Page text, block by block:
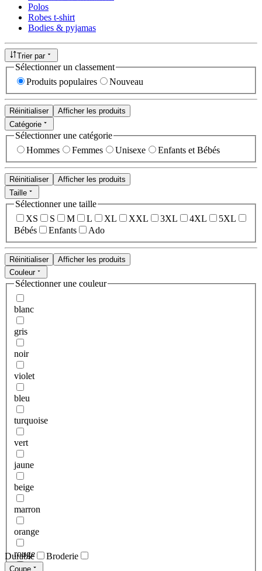
Polos
Robes t-shirt
Bodies & pyjamas
Trier par
Sélectionner un classement
Produits populaires
Nouveau
Réinitialiser
Afficher les produits
Catégorie
Sélectionner une catégorie
Hommes
Femmes Unisexe Enfants et Bébés
Réinitialiser
Afficher les produits
Taille
Sélectionner une taille
XS
S M L XL XXL 3XL 4XL
5XL
Bébés
Enfants Ado
Réinitialiser
Afficher les produits
Couleur
Sélectionner une couleur
blanc
gris
noir
violet
bleu
turquoise
vert
jaune
beige
marron
orange
rouge
Durable Broderie
Coupe